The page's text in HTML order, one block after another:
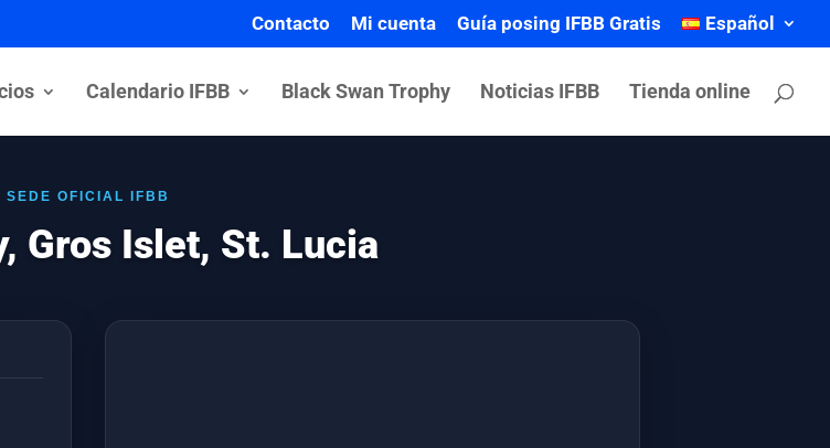
Contacto Mi cuenta Guía posing IFBB Gratis Español
Calendario IFBB Black Swan Trophy Noticias IFBB Tienda online
SEDE OFICIAL IFBB
Gros Islet, St. Lucia